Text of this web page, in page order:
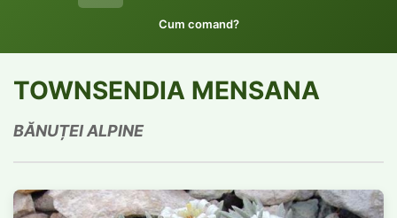
Cum comand?
TOWNSENDIA MENSANA
BĂNUȚEI ALPINE